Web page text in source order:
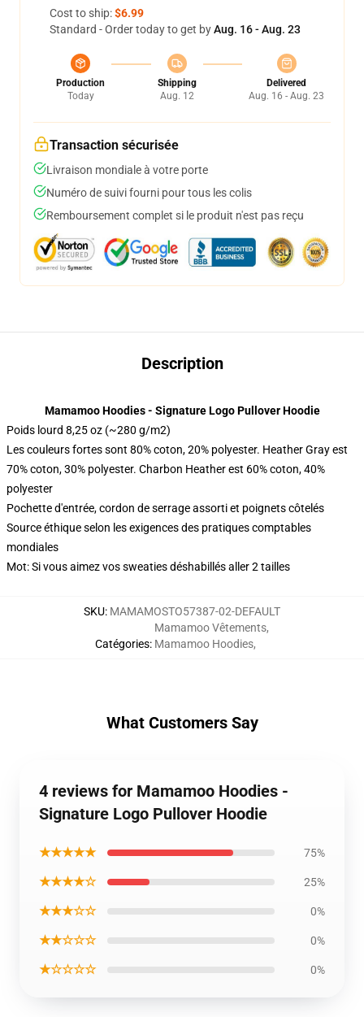
Cost to ship:$6.99
Standard - Order today to get byAug. 16 - Aug. 23
Production
Today
Shipping
Aug. 12
Delivered
Aug. 16 - Aug. 23
Transaction sécurisée
Livraison mondiale à votre porte
Numéro de suivi fourni pour tous les colis
Remboursement complet si le produit n'est pas reçu
Description
Mamamoo Hoodies - Signature Logo Pullover Hoodie
Poids lourd 8,25 oz (~280 g/m2)
Les couleurs fortes sont 80% coton, 20% polyester. Heather Gray est
70% coton, 30% polyester. Charbon Heather est 60% coton, 40%
polyester
Pochette d'entrée, cordon de serrage assorti et poignets côtelés
Source éthique selon les exigences des pratiques comptables
mondiales
Mot: Si vous aimez vos sweaties déshabillés aller 2 tailles
SKU: MAMAMOSTO57387-02-DEFAULT
Catégories:
Mamamoo Vêtements,
Mamamoo Hoodies,
What Customers Say
4 reviews for Mamamoo Hoodies -
Signature Logo Pullover Hoodie
★★★★★ 75%
★★★★☆ 25%
★★★☆☆ 0%
★★☆☆☆ 0%
★☆☆☆☆ 0%